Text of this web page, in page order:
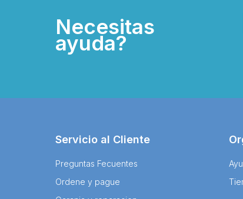
Necesitas
ayuda?
Servicio al Cliente
Preguntas Fecuentes
Ordene y pague